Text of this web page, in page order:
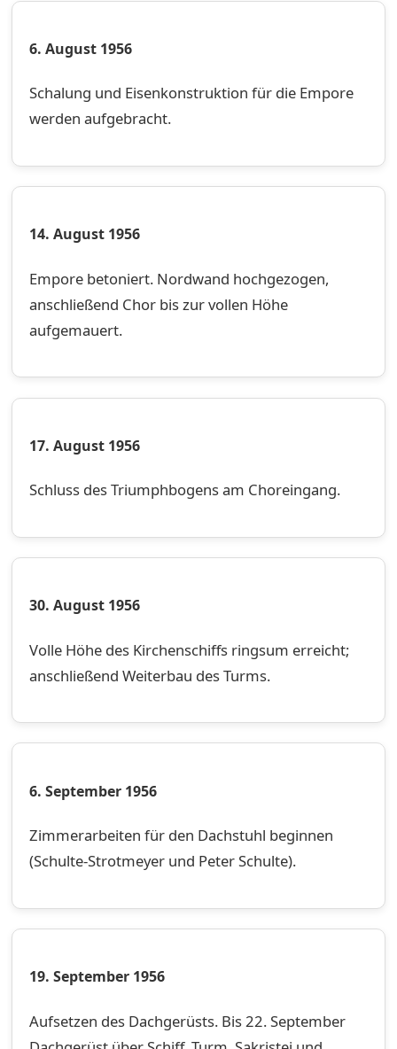
6. August 1956
Schalung und Eisenkonstruktion für die Empore
werden aufgebracht.
14. August 1956
Empore betoniert. Nordwand hochgezogen,
anschließend Chor bis zur vollen Höhe
aufgemauert.
17. August 1956
Schluss des Triumphbogens am Choreingang.
30. August 1956
Volle Höhe des Kirchenschiffs ringsum erreicht;
anschließend Weiterbau des Turms.
6. September 1956
Zimmerarbeiten für den Dachstuhl beginnen
(Schulte-Strotmeyer und Peter Schulte).
19. September 1956
Aufsetzen des Dachgerüsts. Bis 22. September